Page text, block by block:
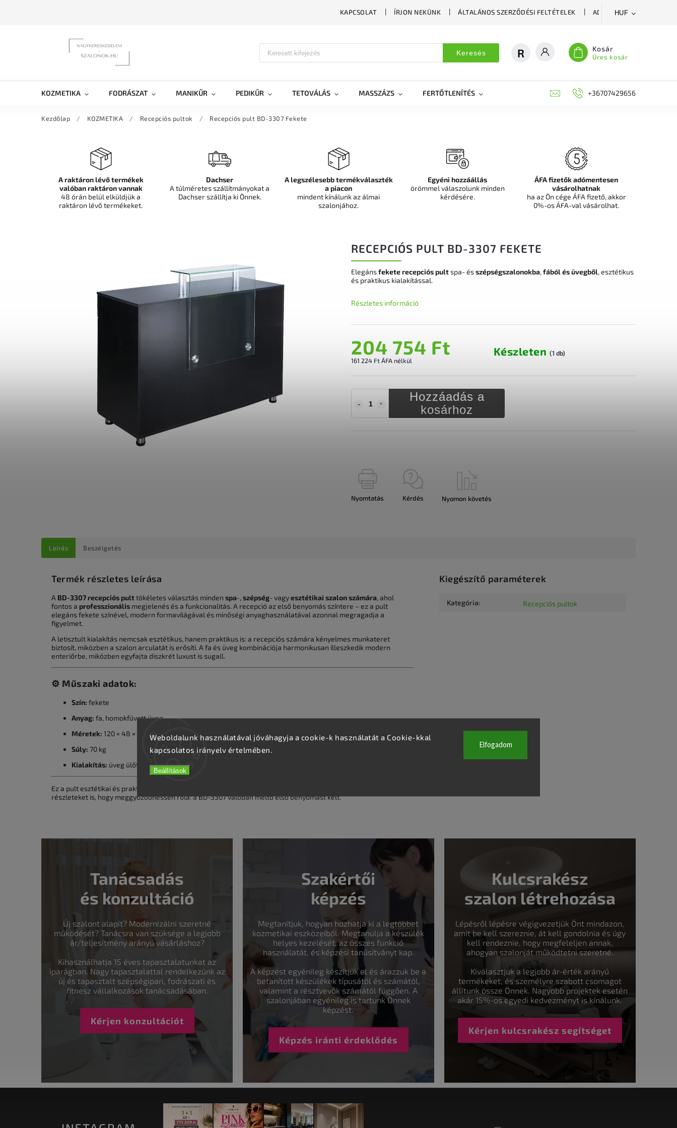
Weboldalunk használatával jóváhagyja a cookie-k használatát a Cookie-kkal
kapcsolatos irányelv értelmében.
Beállítások
Elfogadom
KAPCSOLAT ÍRJON NEKÜNK ÁLTALÁNOS SZERZŐDÉSI FELTÉTELEK ADATVÉDELMI
HUF
Keresés Kosár
Üres kosár
KOZMETIKA FODRÁSZAT MANIKŰR PEDIKŰR TETOVÁLÁS MASSZÁZS FERTŐTLENÍTÉS DEKORÁCIÓS FALPANEL, MŰNÖVÉNY FAL
+36707429656
Kezdőlap / KOZMETIKA / Recepciós pultok / Recepciós pult BD-3307 Fekete
RECEPCIÓS PULT BD-3307 FEKETE
204 754 Ft
161 224 Ft ÁFA nélkül
Készleten (1 db)
Hozzáadás a
kosárhoz
Elegánsfekete recepciós pultspa- ésszépségszalonokba,fából és üvegből, esztétikus
és praktikus kialakítással.
Részletes információ
Nyomtatás Kérdés Nyomon követés
A raktáron lévő termékek
valóban raktáron vannak
48 órán belül elküldjük a
raktáron lévő termékeket.
Dachser
A túlméretes szállítmányokat a
Dachser szállítja ki Önnek.
A legszélesebb termékválaszték
a piacon
mindent kínálunk az álmai
szalonjához.
Egyéni hozzáállás
örömmel válaszolunk minden
kérdésére.
ÁFA fizetők adómentesen
vásárolhatnak
ha az Ön cége ÁFA fizető, akkor
0%-os ÁFA-val vásárolhat.
Leírás Beszélgetés
Termék részletes leírása
A BD-3307 recepciós pulttökéletes választás minden spa-, szépség- vagyesztétikai szalon számára, ahol
fontos a professzionális megjelenés és a funkcionalitás. A recepció az első benyomás színtere – ez a pult
elegáns fekete színével, modern formavilágával és minőségi anyaghasználatával azonnal megragadja a
figyelmet.
A letisztult kialakítás nemcsak esztétikus, hanem praktikus is: a recepciós számára kényelmes munkateret
biztosít, miközben a szalon arculatát is erősíti. A fa és üveg kombinációja harmonikusan illeszkedik modern
enteriőrbe, miközben egyfajta diszkrét luxust is sugall.
⚙️ Műszaki adatok:
Szín: fekete
Anyag: fa, homokfúvott üveg
Méretek: 120 × 48 × 102 cm
Súly: 70 kg
Kialakítás: üveg ülőfelület, stabil és tartós szerkezet
Ez a pult esztétikai és praktikus szempontból is magas színvonalat képvisel. Tekintse meg a további képeket és
részleteket is, hogy meggyőződhessen róla: a BD-3307 valóban méltó első benyomást kelt.
Kiegészítő paraméterek
Kategória: Recepciós pultok
Tanácsadás
és konzultáció
Új szalont alapít? Modernizálni szeretné
működését? Tanácsra van szüksége a legjobb
ár/teljesítmény arányú vásárláshoz?
Kihasználhatja 15 éves tapasztalatunkat az
iparágban. Nagy tapasztalattal rendelkezünk az
új és tapasztalt szépségipari, fodrászati és
fitnesz vállalkozások tanácsadásában.
Kérjen konzultációt
Szakértői
képzés
Megtanítjuk, hogyan hozhatja ki a legtöbbet
kozmetikai eszközeiből. Megtanulja a készülék
helyes kezelését, az összes funkció
használatát, és képzési tanúsítványt kap.
A képzést egyénileg készítjük el és árazzuk be a
betanított készülékek típusától és számától,
valamint a résztvevők számától függően. A
szalonjában egyénileg is tartunk Önnek
képzést.
Képzés iránti érdeklődés
Kulcsrakész
szalon létrehozása
Lépésről lépésre végigvezetjük Önt mindazon,
amit be kell szereznie, át kell gondolnia és úgy
kell rendeznie, hogy megfeleljen annak,
ahogyan szalonját működtetni szeretné.
Kiválasztjuk a legjobb ár-érték arányú
termékeket, és személyre szabott csomagot
állítunk össze Önnek. Nagyobb projektek esetén
akár 15%-os egyedi kedvezményt is kínálunk.
Kérjen kulcsrakész segítséget